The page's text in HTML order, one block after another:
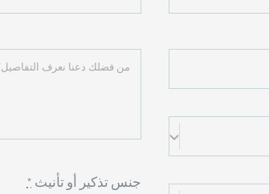
جنس تذكير أو تأنيث *